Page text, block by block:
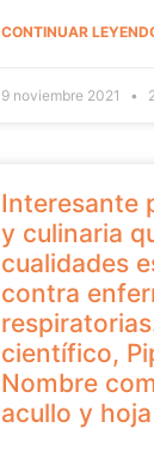
CONTINUAR
9 noviembre 2021
Interesante
y culinaria
cualidades
contra
científico,
Nombre
acullo y